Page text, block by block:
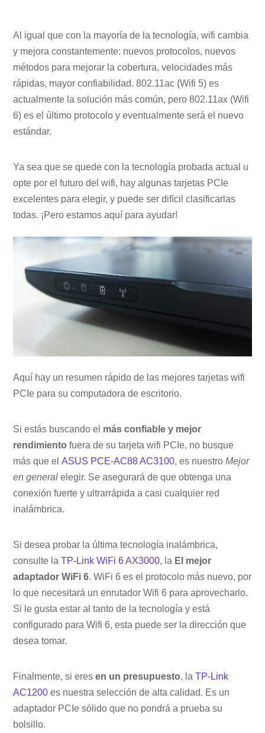
Al igual que con la mayoría de la tecnología, wifi cambia
y mejora constantemente: nuevos protocolos, nuevos
métodos para mejorar la cobertura, velocidades más
rápidas, mayor confiabilidad. 802.11ac (Wifi 5) es
actualmente la solución más común, pero 802.11ax (Wifi
6) es el último protocolo y eventualmente será el nuevo
estándar.
Ya sea que se quede con la tecnología probada actual u
opte por el futuro del wifi, hay algunas tarjetas PCIe
excelentes para elegir, y puede ser difícil clasificarlas
todas. ¡Pero estamos aquí para ayudar!
Aquí hay un resumen rápido de las mejores tarjetas wifi
PCIe para su computadora de escritorio.
Si estás buscando el más confiable y mejor
rendimiento fuera de su tarjeta wifi PCIe, no busque
más que elASUS PCE-AC88 AC3100, es nuestroMejor
en general elegir. Se asegurará de que obtenga una
conexión fuerte y ultrarrápida a casi cualquier red
inalámbrica.
Si desea probar la última tecnología inalámbrica,
consulte laTP-Link WiFi 6 AX3000, la El mejor
adaptador WiFi 6. WiFi 6 es el protocolo más nuevo, por
lo que necesitará un enrutador Wifi 6 para aprovecharlo.
Si le gusta estar al tanto de la tecnología y está
configurado para Wifi 6, esta puede ser la dirección que
desea tomar.
Finalmente, si eresen un presupuesto, laTP-Link
AC1200 es nuestra selección de alta calidad. Es un
adaptador PCIe sólido que no pondrá a prueba su
bolsillo.